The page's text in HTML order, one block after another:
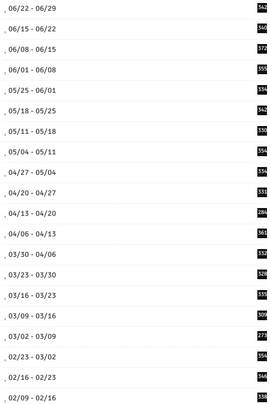
06/22 - 06/29 342
06/15 - 06/22 340
06/08 - 06/15 372
06/01 - 06/08 355
05/25 - 06/01 334
05/18 - 05/25 342
05/11 - 05/18 330
05/04 - 05/11 354
04/27 - 05/04 334
04/20 - 04/27 331
04/13 - 04/20 284
04/06 - 04/13 361
03/30 - 04/06 332
03/23 - 03/30 328
03/16 - 03/23 335
03/09 - 03/16 309
03/02 - 03/09 273
02/23 - 03/02 354
02/16 - 02/23 346
02/09 - 02/16 338